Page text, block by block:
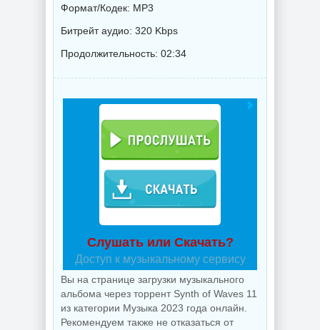
Формат/Кодек: MP3
Битрейт аудио: 320 Kbps
Продолжительность: 02:34
Слушать или Скачать?
Доступ к музыкальному сервису
Вы на странице загрузки музыкального
альбома через торрент Synth of Waves 11
из категории Музыка 2023 года онлайн.
Рекомендуем также не отказаться от